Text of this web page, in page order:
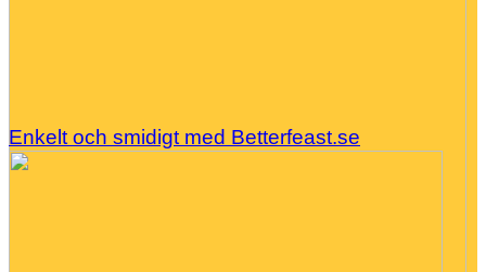
Enkelt och smidigt med Betterfeast.se